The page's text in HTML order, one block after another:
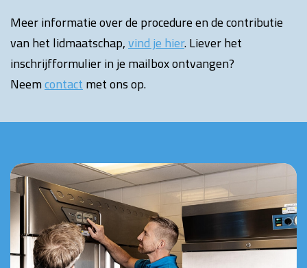
Meer informatie over de procedure en de contributie
van het lidmaatschap,vind je hier. Liever het
inschrijfformulier in je mailbox ontvangen?
Neemcontactmet ons op.